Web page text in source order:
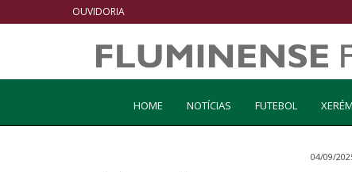
OUVIDORIA
HOME NOTÍCIAS FUTEBOL XERÉM
04/09/